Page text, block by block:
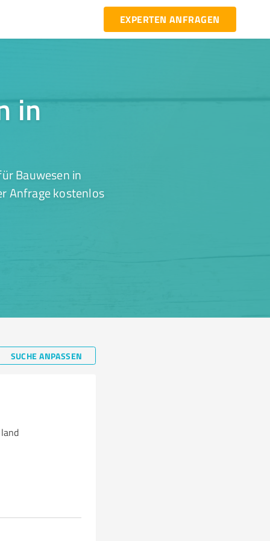
EXPERTEN ANFRAGEN
in
Bauwesen in
Anfrage kostenlos
SUCHE ANPASSEN